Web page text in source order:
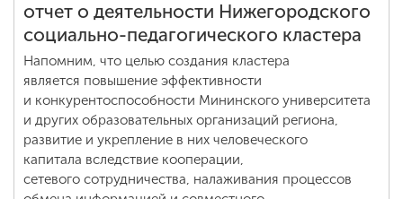
отчет о деятельности Нижегородского
социально-педагогического кластера
Напомним, что целью создания кластера
является повышение эффективности
и конкурентоспособности Мининского университета
и других образовательных организаций региона,
развитие и укрепление в них человеческого
капитала вследствие кооперации,
сетевого сотрудничества, налаживания процессов